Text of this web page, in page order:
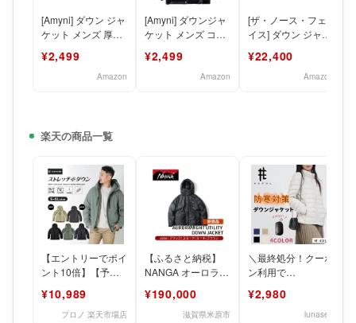
[Amyni] ダウン ジャ
ケット メンズ 厚手
¥2,499
Amazon
[Amyni] ダウンジャ
ケット メンズ コー
いサイズ 防風
¥2,499
Amazon
[ザ・ノース・フェ
イス] ダウン ジャケ
Jacket ブラ
¥22,400
Amazon
楽天の商品一覧
【エントリーでポイ
ント10倍】【予
ハミューレ ストレ
ッチダ
¥10,989
プロノ 楽天市場店
【ふるさと納税】
NANGA オーロララ
ーダウンジャケット
¥190,000
滋賀県米原市
＼最終処分！クーポ
ン利用で
／ダウンジャケット
¥2,980
lunasea